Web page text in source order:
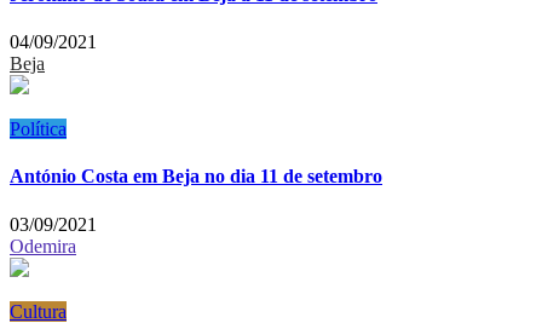
04/09/2021
Beja
Política
António Costa em Beja no dia 11 de setembro
03/09/2021
Odemira
Cultura